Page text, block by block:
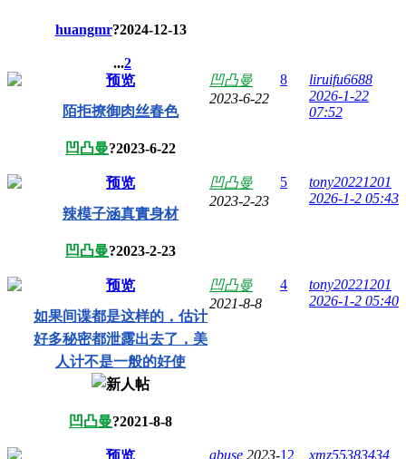
huangmr?2024-12-13
...2
预览
陌拒撩御肉丝春色
凹凸曼?2023-6-22
凹凸曼
2023-6-22
8
liruifu6688
2026-1-22
07:52
预览
辣模子涵真實身材
凹凸曼?2023-2-23
凹凸曼
2023-2-23
5
tony20221201
2026-1-2 05:43
预览
如果间谍都是这样的，估计
好多秘密都泄露出去了，美
人计不是一般的好使
凹凸曼?2021-8-8
凹凸曼
2021-8-8
4
tony20221201
2026-1-2 05:40
预览
abuse 2023-12
xmz55383434